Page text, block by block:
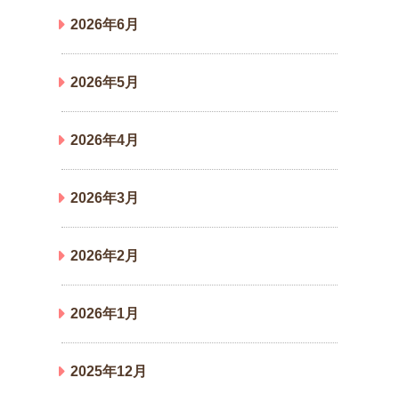
2026年6月
2026年5月
2026年4月
2026年3月
2026年2月
2026年1月
2025年12月